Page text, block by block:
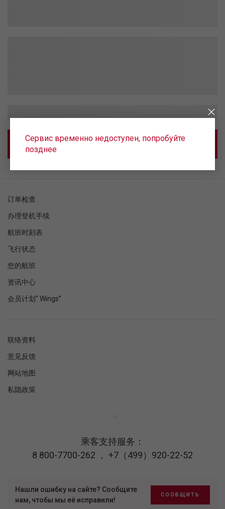
Сервис временно недоступен, попробуйте
позднее
订单检查
办理登机手续
航班时刻表
飞行状态
您的航班
资讯中心
会员计划“ Wings”
联络资料
意见反馈
网站地图
私隐政策
乘客支持服务：
8 800-7700-262 ， +7（499）920-22-52
Нашли ошибку на сайте? Сообщите
нам, чтобы мы её исправили!
СООБЩИТЬ